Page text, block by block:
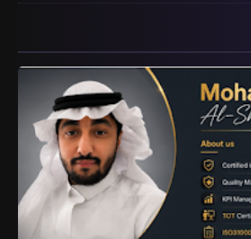
الكشف عن أكثر 10 تطبيقات شعبية في